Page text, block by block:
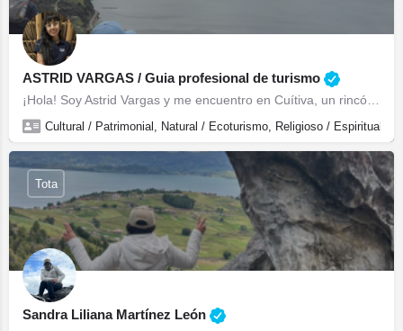
ASTRID VARGAS / Guia profesional de turismo
Cultural / Patrimonial, Natural / Ecoturismo, Religioso / Espiritual,
Sandra Liliana Martínez León
Tota